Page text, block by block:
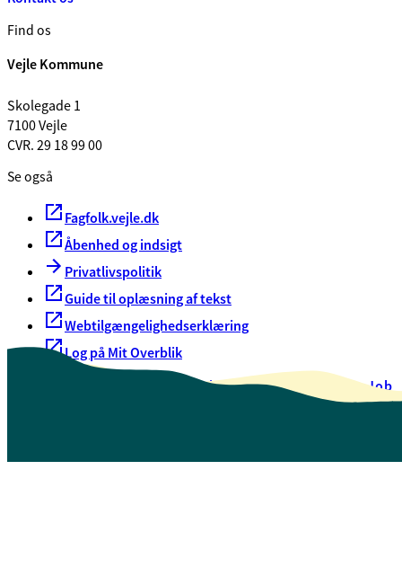
Find os
Vejle Kommune
Skolegade 1
7100 Vejle
CVR. 29 18 99 00
Se også
Fagfolk.vejle.dk
Åbenhed og indsigt
Privatlivspolitik
Guide til oplæsning af tekst
Webtilgængelighedserklæring
Log på Mit Overblik
Oversigt over selvbetjeningJob